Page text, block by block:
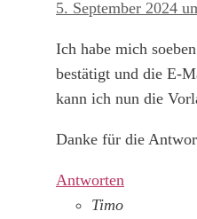
5. September 2024
Ich habe mich
bestätigt und die E-
kann ich nun die
Danke für die
Antworten
Timo